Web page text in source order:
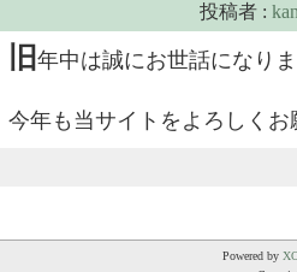
投稿者 :
旧 年中は誠にお世話になり
今年も当サイトをよろしく
Powered by